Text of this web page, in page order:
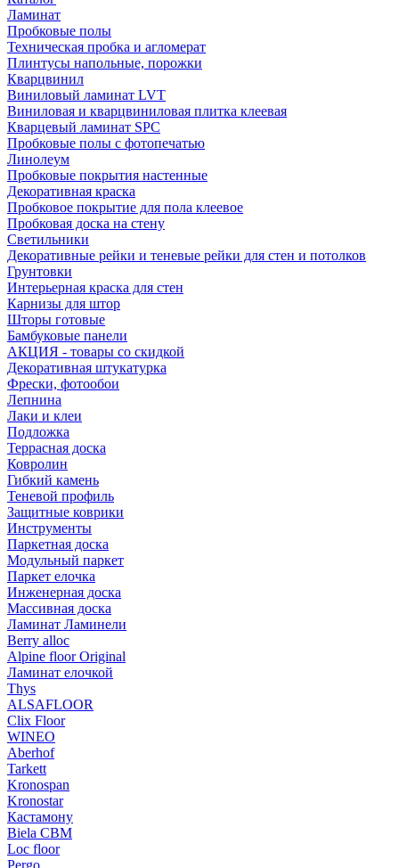
Ламинат
Пробковые полы
Техническая пробка и агломерат
Плинтусы напольные, порожки
Кварцвинил
Виниловый ламинат LVT
Виниловая и кварцвиниловая плитка клеевая
Кварцевый ламинат SPC
Пробковые полы с фотопечатью
Линолеум
Пробковые покрытия настенные
Декоративная краска
Пробковое покрытие для пола клеевое
Пробковая доска на стену
Светильники
Декоративные рейки и теневые рейки для стен и потолков
Грунтовки
Интерьерная краска для стен
Карнизы для штор
Шторы готовые
Бамбуковые панели
АКЦИЯ - товары со скидкой
Декоративная штукатурка
Фрески, фотообои
Лепнина
Лаки и клеи
Подложка
Террасная доска
Ковролин
Гибкий камень
Теневой профиль
Защитные коврики
Инструменты
Паркетная доска
Модульный паркет
Паркет елочка
Инженерная доска
Массивная доска
Ламинат Ламинели
Berry alloc
Alpine floor Original
Ламинат елочкой
Thys
ALSAFLOOR
Clix Floor
WINEO
Aberhof
Tarkett
Kronospan
Kronostar
Кастамону
Biela CBM
Loc floor
Pergo